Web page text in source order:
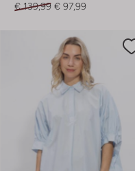
€ 139,99 € 97,99